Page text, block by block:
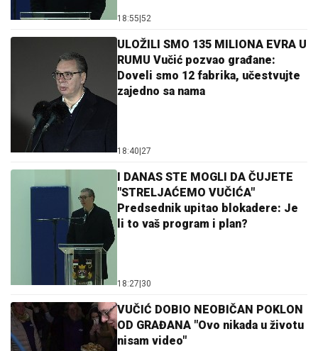
18:55 52
ULOŽILI SMO 135 MILIONA EVRA U
RUMU Vučić pozvao građane:
Doveli smo 12 fabrika, učestvujte
zajedno sa nama
18:40 27
I DANAS STE MOGLI DA ČUJETE
"STRELJAĆEMO VUČIĆA"
Predsednik upitao blokadere: Je
li to vaš program i plan?
18:27 30
VUČIĆ DOBIO NEOBIČAN POKLON
OD GRAĐANA "Ovo nikada u životu
nisam video"